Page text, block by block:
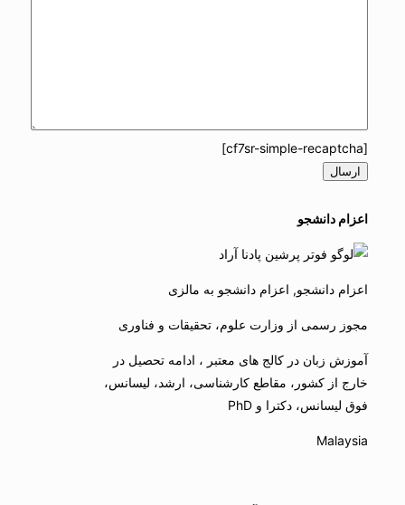
اعزام دانشجو
اعزام دانشجو, اعزام دانشجو به مالزی
مجوز رسمی از وزارت علوم، تحقیقات و فناوری
آموزش زبان در کالج های معتبر ، ادامه تحصیل در
خارج از کشور، مقاطع کارشناسی، ارشد، لیسانس،
فوق لیسانس، دکترا و PhD
Malaysia